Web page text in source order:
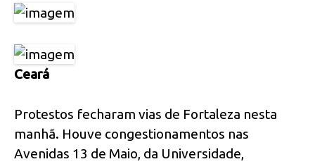
Ceará
Protestos fecharam vias de Fortaleza nesta
manhã. Houve congestionamentos nas
Avenidas 13 de Maio, da Universidade,